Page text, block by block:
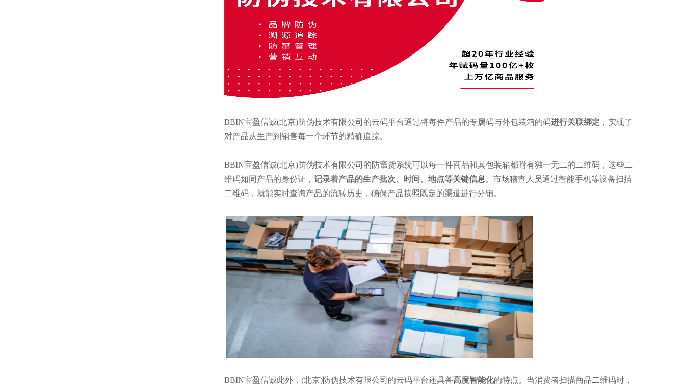
BBIN宝盈信诚(北京)防伪技术有限公司的云码平台通过将每件产品的专属码与外包装箱的码进行关联绑定 ，实现了
对产品从生产到销售每一个环节的精确追踪。
BBIN宝盈信诚(北京)防伪技术有限公司的防窜货系统可以每一件商品和其包装箱都附有独一无二的二维码，这些二
维码如同产品的身份证， 记录着产品的生产批次、时间、地点等关键信息。市场稽查人员通过智能手机等设备扫描
二维码，就能实时查询产品的流转历史，确保产品按照既定的渠道进行分销。
此外，
BBIN宝盈信诚 (北京)防伪技术有限公司的云码平台还具备高度智能化的特点。当消费者扫描商品二维码时，